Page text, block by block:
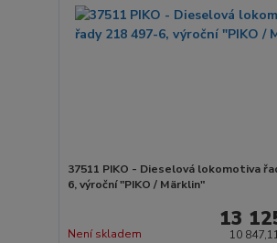
37511 PIKO - Dieselová lokomotiva
6, výroční "PIKO / Märklin"
13
10
Není skladem